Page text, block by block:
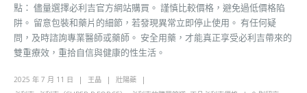
點： 儘量選擇必利吉官方網站購買。 謹慎比較價格，避免過低價格陷
阱。 留意包裝和藥片的細節，若發現異常立即停止使用。 有任何疑
問，及時諮詢專業醫師或藥師。 安全用藥，才能真正享受必利吉帶來的
雙重療效，重拾自信與健康的性生活。
2025 年 7 月 11 日 王晶
壯陽藥